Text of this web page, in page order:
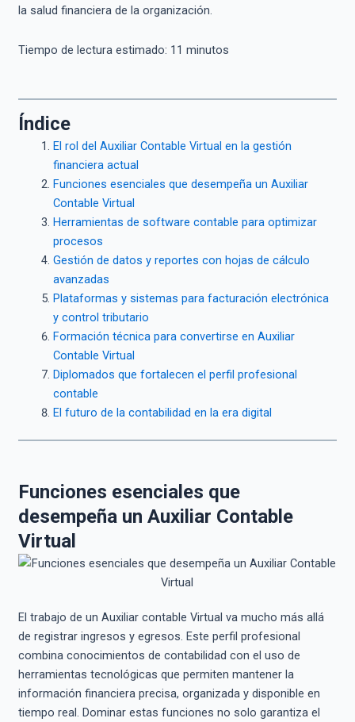
la salud financiera de la organización.
Tiempo de lectura estimado: 11 minutos
Índice
El rol del Auxiliar Contable Virtual en la gestión
financiera actual
Funciones esenciales que desempeña un Auxiliar
Contable Virtual
Herramientas de software contable para optimizar
procesos
Gestión de datos y reportes con hojas de cálculo
avanzadas
Plataformas y sistemas para facturación electrónica
y control tributario
Formación técnica para convertirse en Auxiliar
Contable Virtual
Diplomados que fortalecen el perfil profesional
contable
El futuro de la contabilidad en la era digital
Funciones esenciales que
desempeña un Auxiliar Contable
Virtual
El trabajo de un Auxiliar contable Virtual va mucho más allá
de registrar ingresos y egresos. Este perfil profesional
combina conocimientos de contabilidad con el uso de
herramientas tecnológicas que permiten mantener la
información financiera precisa, organizada y disponible en
tiempo real. Dominar estas funciones no solo garantiza el